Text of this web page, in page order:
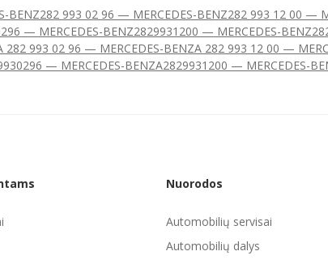
BENZ282 993 02 96 — MERCEDES-BENZ282 993 12 00 —
— MERCEDES-BENZ2829931200 — MERCEDES-BENZ
282 993 02 96 — MERCEDES-BENZA 282 993 12 00 —
— MERCEDES-BENZA2829931200 — MERCEDES-
Nuorodos
Automobilių servisai
Automobilių dalys